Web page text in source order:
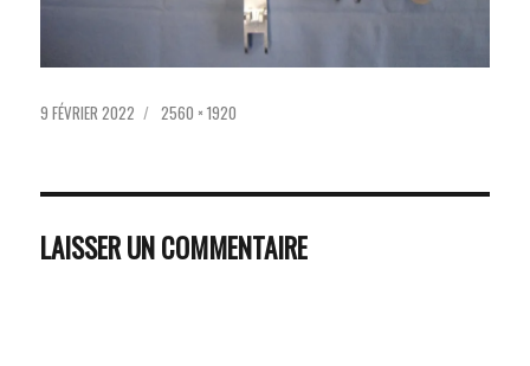
PUBLIÉ
9 FÉVRIER 2022
TAILLE
2560 × 1920
LAISSER UN COMMENTAIRE